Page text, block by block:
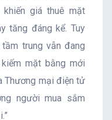
khiến giá thuê mặt
tăng đáng kể. Tuy
trung vẫn đang
mặt bằng mới
Thương mại điện tử
người mua sắm